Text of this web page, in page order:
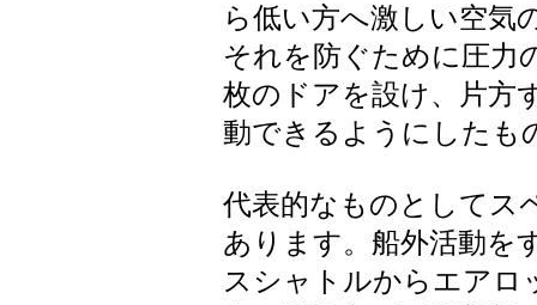
ら低い方へ激しい空気
それを防ぐために圧力
枚のドアを設け、片方
動できるようにしたも
代表的なものとしてス
あります。船外活動を
スシャトルからエアロ